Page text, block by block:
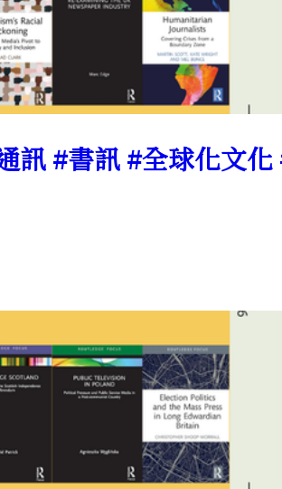
訊 #書訊 #全球化文